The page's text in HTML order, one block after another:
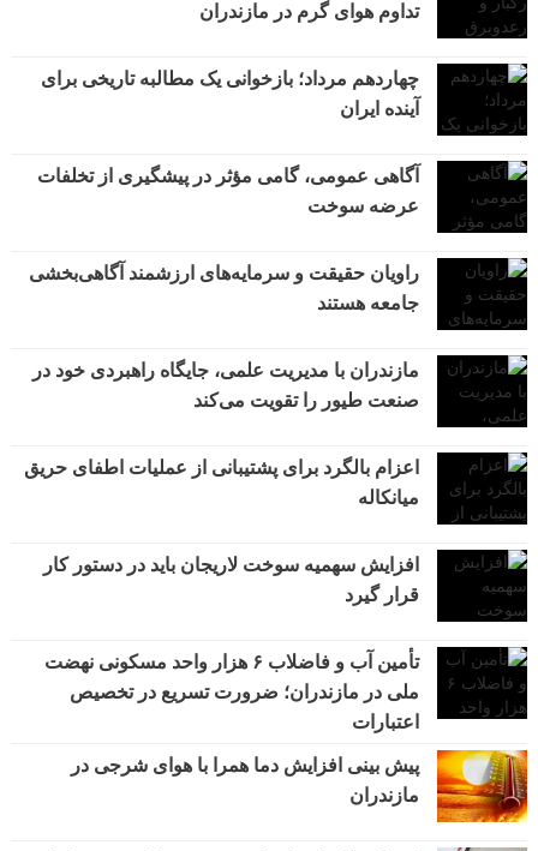
تداوم هوای گرم در مازندران
چهاردهم مرداد؛ بازخوانی یک مطالبه تاریخی برای
آینده ایران
آگاهی عمومی، گامی مؤثر در پیشگیری از تخلفات
عرضه سوخت
راویان حقیقت و سرمایه‌های ارزشمند آگاهی‌بخشی
جامعه هستند
مازندران با مدیریت علمی، جایگاه راهبردی خود در
صنعت طیور را تقویت می‌کند
اعزام بالگرد برای پشتیبانی از عملیات اطفای حریق
میانکاله
افزایش سهمیه سوخت لاریجان باید در دستور کار
قرار گیرد
تأمین آب و فاضلاب ۶ هزار واحد مسکونی نهضت
ملی در مازندران؛ ضرورت تسریع در تخصیص
اعتبارات
پیش بینی افزایش دما همرا با هوای شرجی در
مازندران